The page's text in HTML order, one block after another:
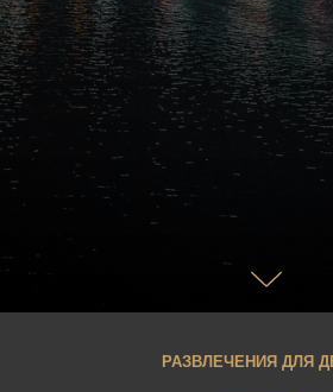
РАЗВЛЕЧЕНИЯ ДЛЯ